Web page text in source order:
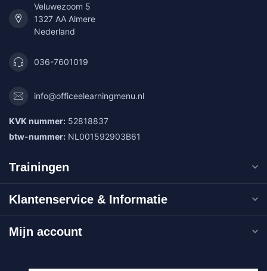
Veluwezoom 5
1327 AA Almere
Nederland
036-7601019
info@officeelearningmenu.nl
KVK nummer: 52818837
btw-nummer: NL001592903B61
Trainingen
Klantenservice & Informatie
Mijn account